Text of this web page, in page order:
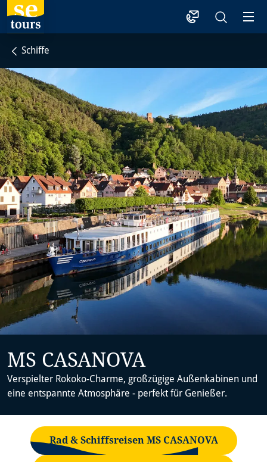
1
Schiffe
MS CASANOVA
Verspielter Rokoko-Charme, großzügige Außenkabinen und
eine entspannte Atmosphäre - perfekt für Genießer.
Rad & Schiffsreisen MS CASANOVA